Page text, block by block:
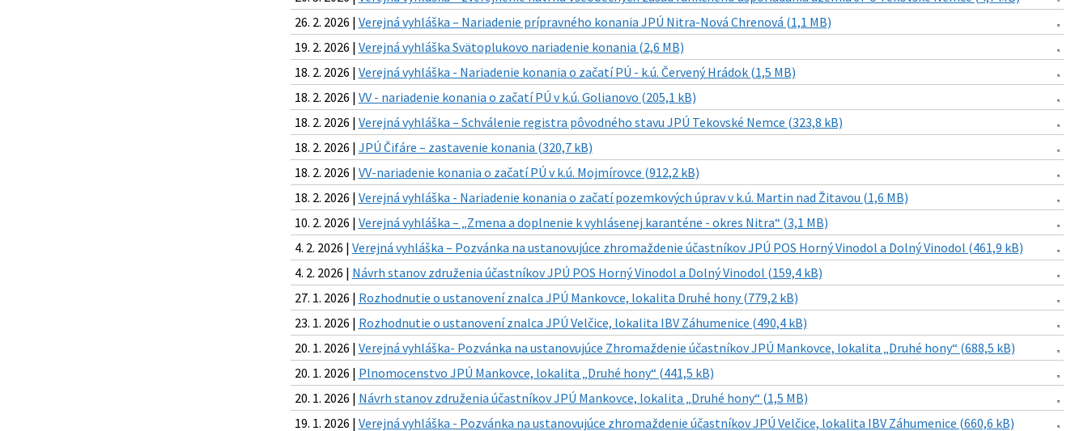
26. 2. 2026 | Verejná vyhláška – Nariadenie prípravného konania JPÚ Nitra-Nová Chrenová (1,1 MB)
19. 2. 2026 | Verejná vyhláška Svätoplukovo nariadenie konania (2,6 MB)
18. 2. 2026 | Verejná vyhláška - Nariadenie konania o začatí PÚ - k.ú. Červený Hrádok (1,5 MB)
18. 2. 2026 | VV - nariadenie konania o začatí PÚ v k.ú. Golianovo (205,1 kB)
18. 2. 2026 | Verejná vyhláška – Schválenie registra pôvodného stavu JPÚ Tekovské Nemce (323,8 kB)
18. 2. 2026 | JPÚ Čifáre – zastavenie konania (320,7 kB)
18. 2. 2026 | VV-nariadenie konania o začatí PÚ v k.ú. Mojmírovce (912,2 kB)
18. 2. 2026 | Verejná vyhláška - Nariadenie konania o začatí pozemkových úprav v k.ú. Martin nad Žitavou (1,6 MB)
10. 2. 2026 | Verejná vyhláška – „Zmena a doplnenie k vyhlásenej karanténe - okres Nitra“ (3,1 MB)
4. 2. 2026 | Verejná vyhláška – Pozvánka na ustanovujúce zhromaždenie účastníkov JPÚ POS Horný Vinodol a Dolný Vinodol (461,9 kB)
4. 2. 2026 | Návrh stanov združenia účastníkov JPÚ POS Horný Vinodol a Dolný Vinodol (159,4 kB)
27. 1. 2026 | Rozhodnutie o ustanovení znalca JPÚ Mankovce, lokalita Druhé hony (779,2 kB)
23. 1. 2026 | Rozhodnutie o ustanovení znalca JPÚ Velčice, lokalita IBV Záhumenice (490,4 kB)
20. 1. 2026 | Verejná vyhláška- Pozvánka na ustanovujúce Zhromaždenie účastníkov JPÚ Mankovce, lokalita „Druhé hony“ (688,5 kB)
20. 1. 2026 | Plnomocenstvo JPÚ Mankovce, lokalita „Druhé hony“ (441,5 kB)
20. 1. 2026 | Návrh stanov združenia účastníkov JPÚ Mankovce, lokalita „Druhé hony“ (1,5 MB)
19. 1. 2026 | Verejná vyhláška - Pozvánka na ustanovujúce zhromaždenie účastníkov JPÚ Velčice, lokalita IBV Záhumenice (660,6 kB)